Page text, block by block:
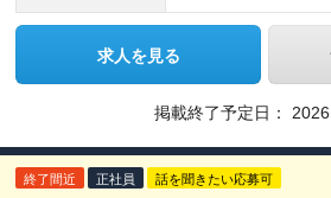
求人を見る
掲載終了予定日：
終了間近 正社員 話を聞きたい応募可